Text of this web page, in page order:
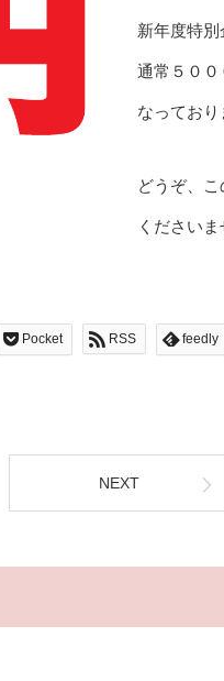
新年度特
通常５０
なっており
どうぞ、
くださいま
Pocket RSS feedly
NEXT